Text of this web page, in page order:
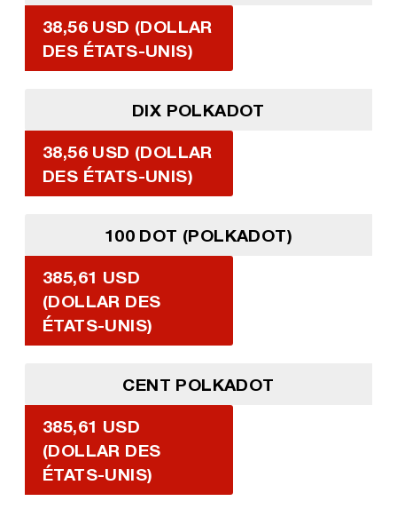
38,56 USD (DOLLAR
DES ÉTATS-UNIS)
DIX POLKADOT
38,56 USD (DOLLAR
DES ÉTATS-UNIS)
100 DOT (POLKADOT)
385,61 USD
(DOLLAR DES
ÉTATS-UNIS)
CENT POLKADOT
385,61 USD
(DOLLAR DES
ÉTATS-UNIS)